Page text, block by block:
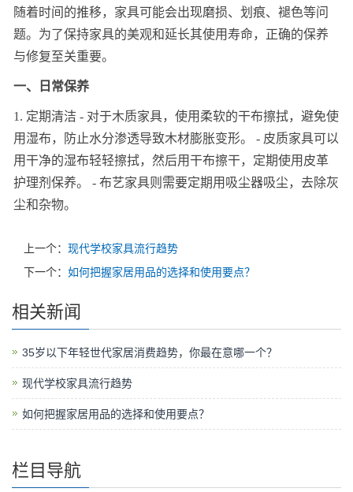
随着时间的推移，家具可能会出现磨损、划痕、褪色等问
题。为了保持家具的美观和延长其使用寿命，正确的保养
与修复至关重要。
一、日常保养
1. 定期清洁 - 对于木质家具，使用柔软的干布擦拭，避免使
用湿布，防止水分渗透导致木材膨胀变形。 - 皮质家具可以
用干净的湿布轻轻擦拭，然后用干布擦干，定期使用皮革
护理剂保养。 - 布艺家具则需要定期用吸尘器吸尘，去除灰
尘和杂物。
上一个： 现代学校家具流行趋势
下一个： 如何把握家居用品的选择和使用要点？
相关新闻
35岁以下年轻世代家居消费趋势，你最在意哪一个？
现代学校家具流行趋势
如何把握家居用品的选择和使用要点？
栏目导航